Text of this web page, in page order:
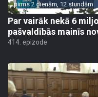
pirms 2 dienām, 12 stundām
Par vairāk nekā 6
pašvaldībās mainīs
414. epizode